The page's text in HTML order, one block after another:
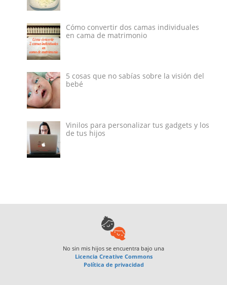
Cómo convertir dos camas individuales
en cama de matrimonio
5 cosas que no sabías sobre la visión del
bebé
Vinilos para personalizar tus gadgets y los
de tus hijos
No sin mis hijos se encuentra bajo una
Licencia Creative Commons
Política de privacidad